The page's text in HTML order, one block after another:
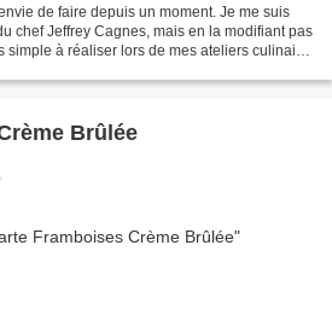
de faire depuis un moment. Je me suis
chef Jeffrey Cagnes, mais en la modifiant pas
simple à réaliser lors de mes ateliers culinaire
Brûlée